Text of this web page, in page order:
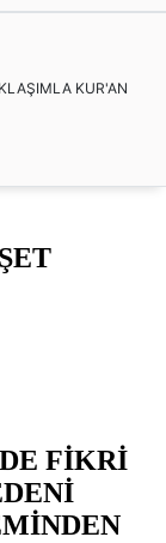
KUR'AN
FİKRİ